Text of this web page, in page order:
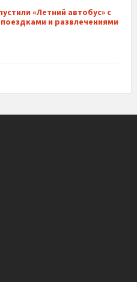
«Летний автобус» с
и развлечениями